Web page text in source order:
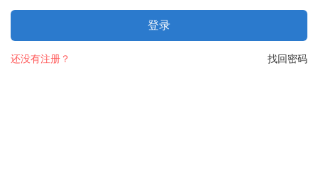
登录
找回密码
还没有注册？